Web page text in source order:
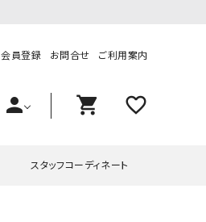
会員登録 お問合せ ご利用案内
person shopping_cart favorite_outline
スタッフコーディネート